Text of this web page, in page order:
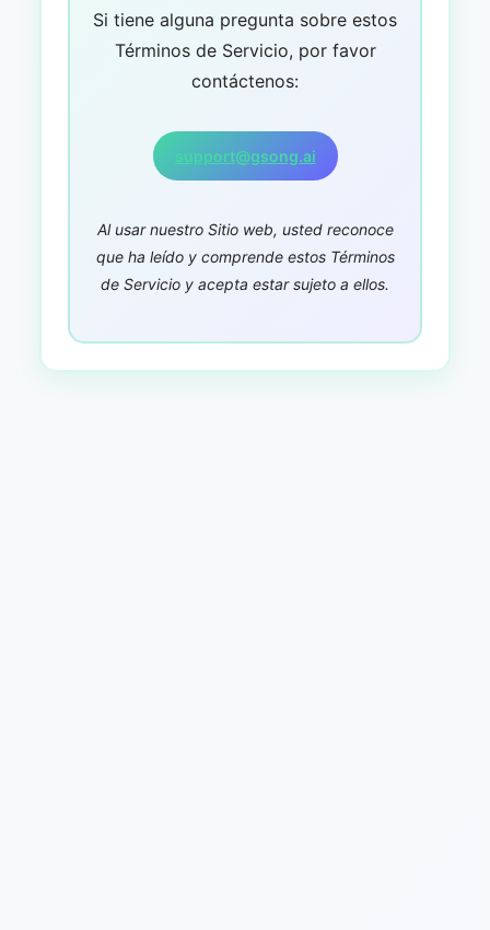
Si tiene alguna pregunta sobre estos
Términos de Servicio, por favor
contáctenos:
support@gsong.ai
Al usar nuestro Sitio web, usted reconoce
que ha leído y comprende estos Términos
de Servicio y acepta estar sujeto a ellos.